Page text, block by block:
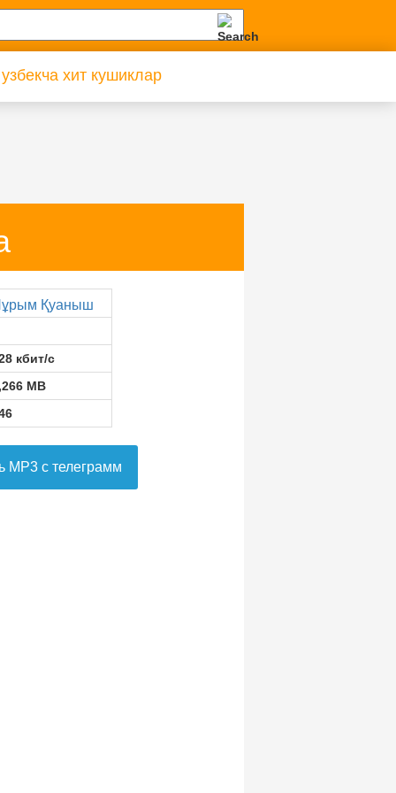
хит кушиклар
Қуаныш
кбит/с
MB
MP3 с телеграмм